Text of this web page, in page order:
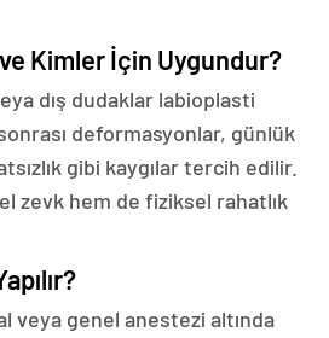
Kimler İçin Uygundur?
dış dudaklar labioplasti
deformasyonlar, günlük
gibi kaygılar tercih edilir.
zevk hem de fiziksel rahatlık
veya genel anestezi altında